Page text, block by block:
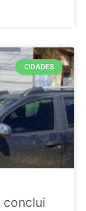
CIDADES
conclui